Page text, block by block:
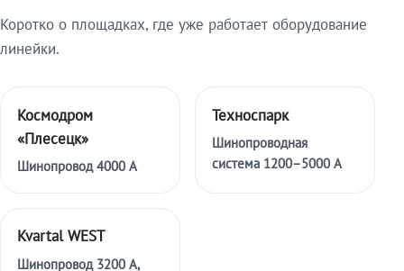
Коротко о площадках, где уже работает оборудование
линейки.
Космодром
«Плесецк»
Шинопровод 4000 А
Техноспарк
Шинопроводная
система 1200–5000 А
Kvartal WEST
Шинопровод 3200 А,